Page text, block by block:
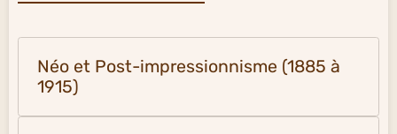
Néo et Post-impressionnisme (1885 à
1915)